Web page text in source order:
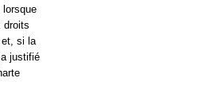
lorsque
droits
et, si la
justifié